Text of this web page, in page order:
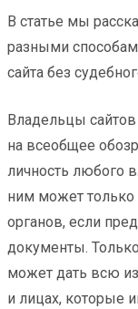
В статье мы
разными
сайта без
Владельцы
на всеобщее
личность любого
ним может только
органов, если
документы.
может дать всю
и лицах, которые